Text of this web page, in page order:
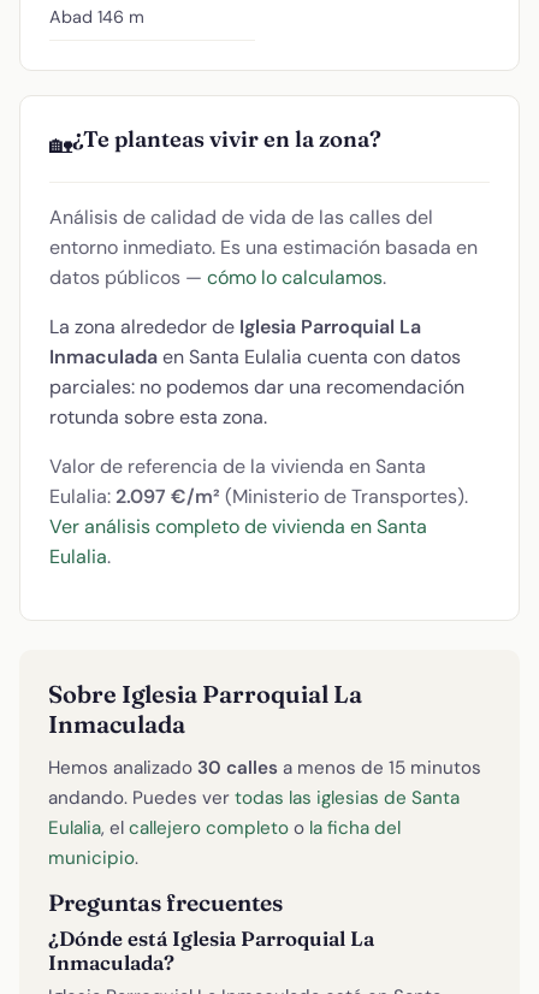
Abad 146 m
🏡¿Te planteas vivir en la zona?
Análisis de calidad de vida de las calles del
entorno inmediato. Es una estimación basada en
datos públicos — cómo lo calculamos.
La zona alrededor de Iglesia Parroquial La
Inmaculadaen Santa Eulalia cuenta con datos
parciales: no podemos dar una recomendación
rotunda sobre esta zona.
Valor de referencia de la vivienda en Santa
Eulalia: 2.097 €/m² (Ministerio de Transportes).
Ver análisis completo de vivienda en Santa
Eulalia.
Sobre Iglesia Parroquial La
Inmaculada
Hemos analizado 30 calles a menos de 15 minutos
andando. Puedes ver todas las iglesias de Santa
Eulalia, el callejero completo o la ficha del
municipio.
Preguntas frecuentes
¿Dónde está Iglesia Parroquial La
Inmaculada?